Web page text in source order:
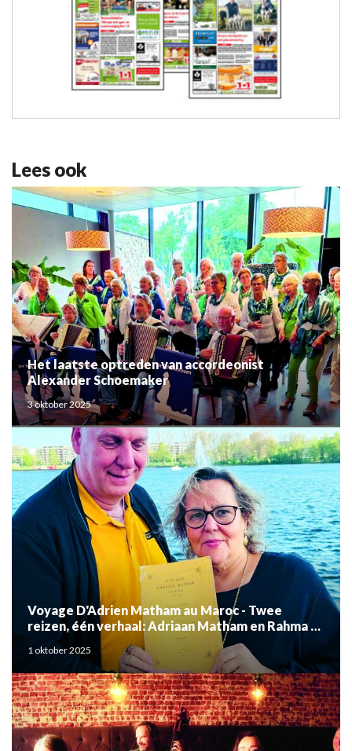
Lees ook
Het laatste optreden van accordeonist
Alexander Schoemaker
3 oktober 2025
Voyage D'Adrien Matham au Maroc - Twee
reizen, één verhaal: Adriaan Matham en Rahma el
Mouden
1 oktober 2025